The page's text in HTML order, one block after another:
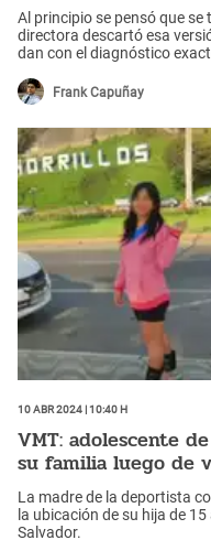
Al principio se pensó que
directora descartó esa
dan con el diagnóstico
Frank Capuñay
10 Abr 2024 | 10:40 h
VMT: adolescente
su familia luego de
La madre de la deportista
la ubicación de su hija de
Salvador.